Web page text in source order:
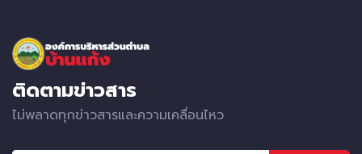
ติดตามข่าวสาร
ไม่พลาดทุกข่าวสารและความเคลื่อนไหว